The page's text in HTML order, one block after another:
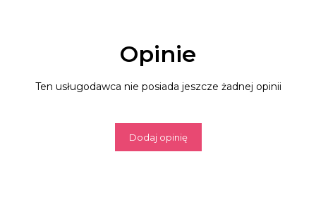
Opinie
Ten usługodawca nie posiada jeszcze żadnej opinii
Dodaj opinię